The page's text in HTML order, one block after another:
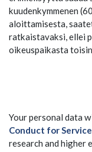
kuudenkymmenen
aloittamisesta,
ratkaistavaksi, ellei
oikeuspaikasta
Your personal data
Conduct for
research and higher